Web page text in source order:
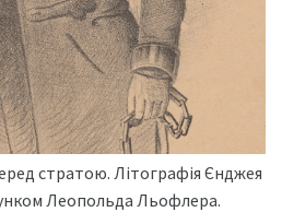
стратою. Літографія Єнджея
Леопольда Льофлера.